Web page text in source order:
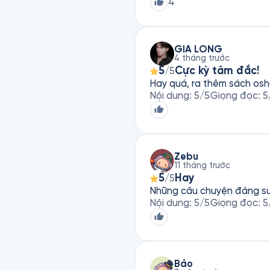
4
GIA LONG
4 tháng trước
5/5Cực kỳ tâm đắc!
Hay quá, ra thêm sách
Nội dung: 5/5Giọng đọc: 5
Zebu
11 tháng trước
5/5 Hay
Những câu chuyện đáng
Nội dung: 5/5Giọng đọc: 5
Bảo